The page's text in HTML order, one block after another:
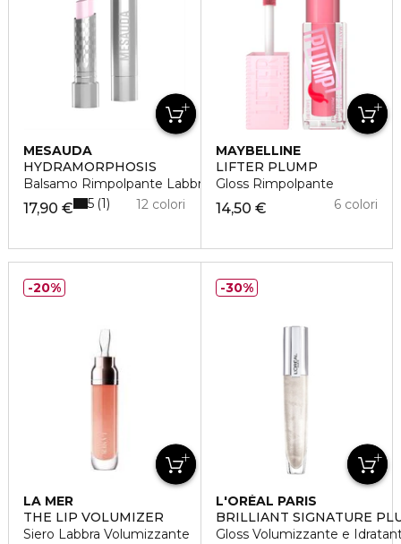
MESAUDA
HYDRAMORPHOSIS
Balsamo Rimpolpante Labbra
17,90 € 12 colori
5 1
MAYBELLINE
LIFTER PLUMP
Gloss Rimpolpante
14,50 € 6 colori
LA MER
THE LIP VOLUMIZER
Siero Labbra Volumizzante
20%
L'ORÉAL PARIS
BRILLIANT SIGNATURE
Gloss Volumizzante e
30%